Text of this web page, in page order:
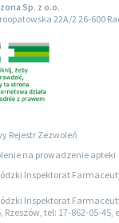
Sp. z o.o.
22A/2 26-600
Rejestr Zezwoleń
na prowadzenie apteki
Inspektorat
Inspektorat
Rzeszów, tel: 17-862-05-